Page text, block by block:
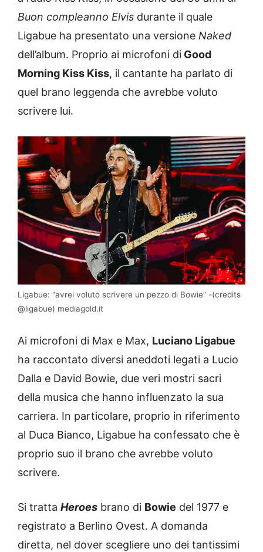
Buon compleanno Elvis durante il quale
Ligabue ha presentato una versione Naked
dell’album. Proprio ai microfoni di Good
Morning Kiss Kiss, il cantante ha parlato di
quel brano leggenda che avrebbe voluto
scrivere lui.
Ligabue: “avrei voluto scrivere un pezzo di Bowie” -(credits
@ligabue) mediagold.it
Ai microfoni di Max e Max, Luciano Ligabue
ha raccontato diversi aneddoti legati a Lucio
Dalla e David Bowie, due veri mostri sacri
della musica che hanno influenzato la sua
carriera. In particolare, proprio in riferimento
al Duca Bianco, Ligabue ha confessato che è
proprio suo il brano che avrebbe voluto
scrivere.
Si tratta Heroes brano di Bowie del 1977 e
registrato a Berlino Ovest. A domanda
diretta, nel dover scegliere uno dei tantissimi